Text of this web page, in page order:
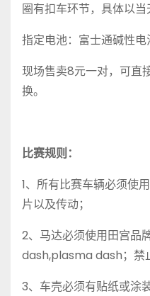
圈有扣车环节，具体以当
指定电池：富士通碱性电
现场售卖8元一对，可直
换。
比赛规则：
1、所有比赛车辆必须使
片以及传动；
2、马达必须使用田宫品
dash,plasma dash；禁
3、车壳必须有贴纸或涂